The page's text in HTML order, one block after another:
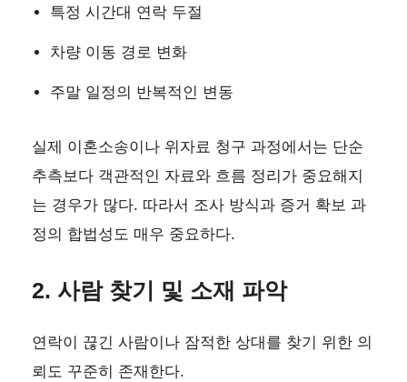
특정 시간대 연락 두절
차량 이동 경로 변화
주말 일정의 반복적인 변동
실제 이혼소송이나 위자료 청구 과정에서는 단순
추측보다 객관적인 자료와 흐름 정리가 중요해지
는 경우가 많다. 따라서 조사 방식과 증거 확보 과
정의 합법성도 매우 중요하다.
2. 사람 찾기 및 소재 파악
연락이 끊긴 사람이나 잠적한 상대를 찾기 위한 의
뢰도 꾸준히 존재한다.